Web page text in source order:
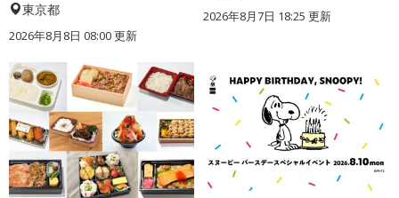
東京都
2026年8月8日 08:00更新
2026年8月7日 18:25 更新